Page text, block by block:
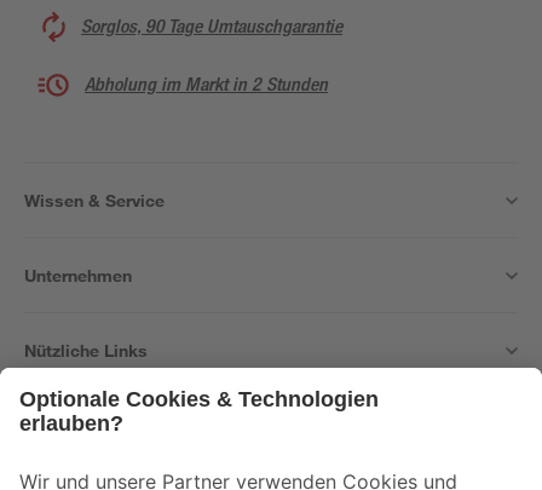
Sorglos, 90 Tage Umtauschgarantie
Abholung im Markt in 2 Stunden
Wissen & Service
Unternehmen
Nützliche Links
Der toom Newsletter: Keine Angebote und Aktionen mehr verpassen!